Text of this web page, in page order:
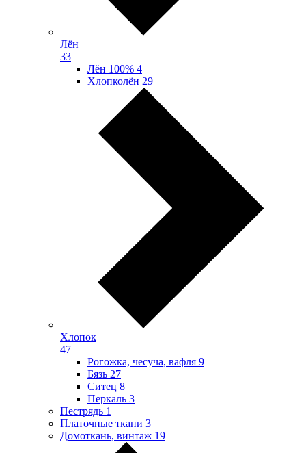
Лён
33
Лён 100% 4
Хлопколён 29
Хлопок
47
Рогожка, чесуча, вафля 9
Бязь 27
Ситец 8
Перкаль 3
Пестрядь 1
Платочные ткани 3
Домоткань, винтаж 19